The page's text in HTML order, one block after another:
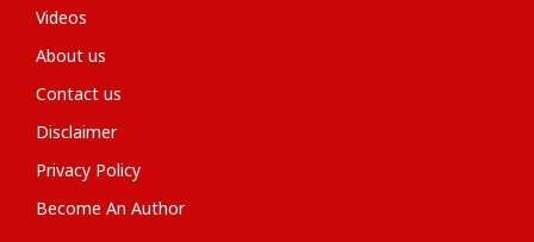
Videos
About us
Contact us
Disclaimer
Privacy Policy
Become An Author